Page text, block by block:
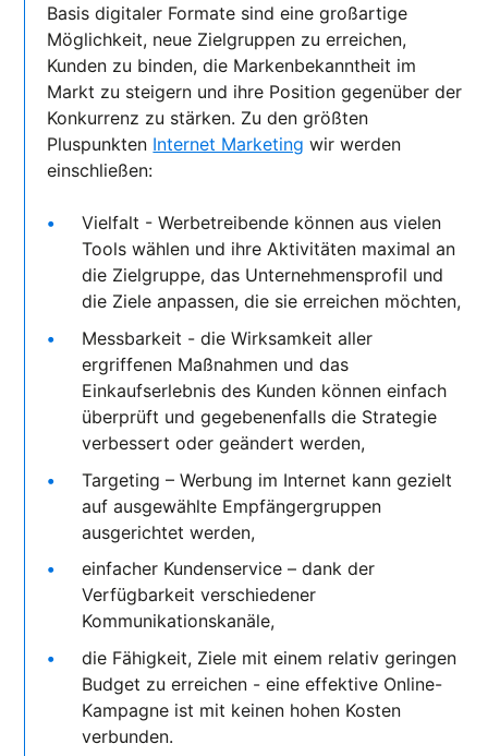
Basis digitaler Formate sind eine großartige
Möglichkeit, neue Zielgruppen zu erreichen,
Kunden zu binden, die Markenbekanntheit im
Markt zu steigern und ihre Position gegenüber der
Konkurrenz zu stärken. Zu den größten
Pluspunkten Internet Marketing wir werden
einschließen:
Vielfalt - Werbetreibende können aus vielen
Tools wählen und ihre Aktivitäten maximal an
die Zielgruppe, das Unternehmensprofil und
die Ziele anpassen, die sie erreichen möchten,
Messbarkeit - die Wirksamkeit aller
ergriffenen Maßnahmen und das
Einkaufserlebnis des Kunden können einfach
überprüft und gegebenenfalls die Strategie
verbessert oder geändert werden,
Targeting – Werbung im Internet kann gezielt
auf ausgewählte Empfängergruppen
ausgerichtet werden,
einfacher Kundenservice – dank der
Verfügbarkeit verschiedener
Kommunikationskanäle,
die Fähigkeit, Ziele mit einem relativ geringen
Budget zu erreichen - eine effektive Online-
Kampagne ist mit keinen hohen Kosten
verbunden.